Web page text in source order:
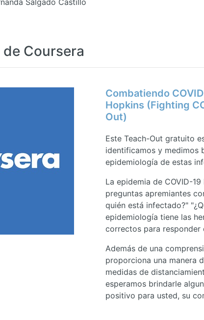
Coursera
Combatiendo
Hopkins (Fighting
Out)
Este Teach-Out gratuito
identificamos y medimos
epidemiología de estas
La epidemia de COVID-
preguntas apremiantes
quién está infectado?"
epidemiología tiene las
correctos para responder
Además de una
proporciona una manera
medidas de
esperamos brindarle
positivo para usted, su